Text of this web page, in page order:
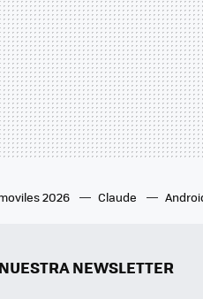
2026 Claude
NEWSLETTER